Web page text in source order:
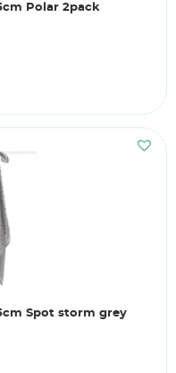
Polar 2pack
Spot storm grey